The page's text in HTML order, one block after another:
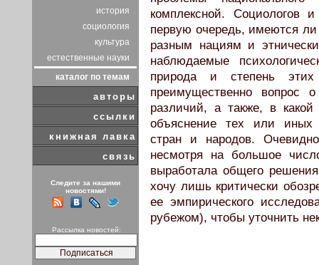
история
социология
культура
естественные науки
каталог по темам
авторы
ссылки
книжная лавка
связь
Следите за нашими
новостями!
Рассылка новостей:
комплексной. Социологов
первую очередь, имеются
разным нациям и
наблюдаемые
природа и степень
преимущественно вопрос
различий, а также, в
объяснение тех или иных
стран и народов.
несмотря на большое
выработала общего
хочу лишь критически
ее эмпирического
рубежом), чтобы уточнить